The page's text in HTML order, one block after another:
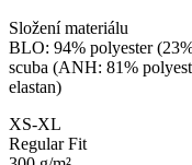
Složení materiálu
BLO: 94% polyester
scuba (ANH: 81%
elastan)
XS-XL
Regular Fit